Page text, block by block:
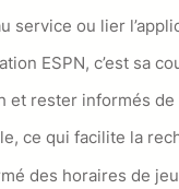
ou lier
ESPN, c’est sa
rester informés
ce qui facilite la
des horaires de